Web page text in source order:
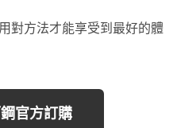
對方法才能享受到最好的體
官方訂購